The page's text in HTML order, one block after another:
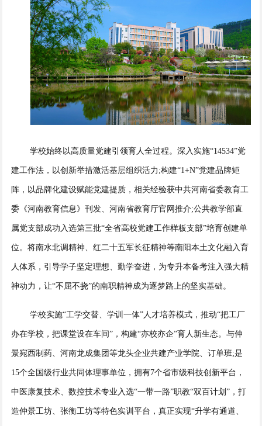
学校始终以高质量党建引领育人全过程。深入实施“14534”党
建工作法，以创新举措激活基层组织活力;构建“1+N”党建品牌矩
阵，以品牌化建设赋能党建提质，相关经验获中共河南省委教育工
委《河南教育信息》刊发、河南省教育厅官网推介;公共教学部直
属党支部成功入选第三批“全省高校党建工作样板支部”培育创建单
位。将南水北调精神、红二十五军长征精神等南阳本土文化融入育
人体系，引导学子坚定理想、勤学奋进，为专升本备考注入强大精
神动力，让“不屈不挠”的南职精神成为逐梦路上的坚实基础。
学校实施“工学交替、学训一体”人才培养模式，推动“把工厂
办在学校，把课堂设在车间”，构建“亦校亦企”育人新生态。与仲
景宛西制药、河南龙成集团等龙头企业共建产业学院、订单班;是
15个全国级行业共同体理事单位，拥有7个省市级科技创新平台，
中医康复技术、数控技术专业入选“一带一路”职教“双百计划”，打
造仲景工坊、张衡工坊等特色实训平台，真正实现“升学有通道、